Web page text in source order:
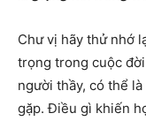
Chư vị hãy thử nhớ
trọng trong cuộc
người thầy, có thể
gặp. Điều gì khiến